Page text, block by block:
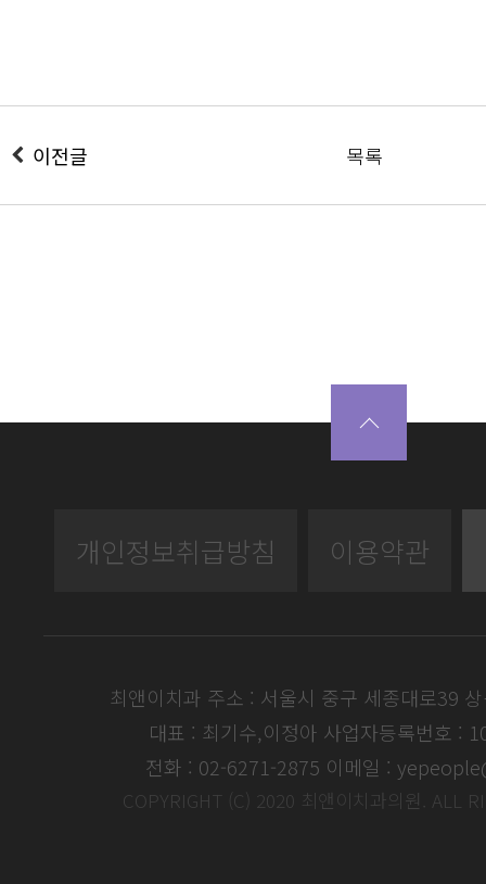
이전글 목록
개인정보취급방침 이용약관
최앤이치과 주소 : 서울시 중구 세종대로39
대표 : 최기수,이정아 사업자등록번호 :
전화 : 02-6271-2875 이메일 :
COPYRIGHT (C) 2020 최앤이치과의원. ALL